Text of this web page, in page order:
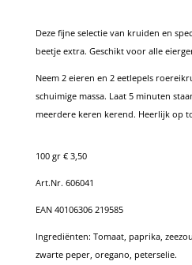
Deze fijne selectie van kruiden en
beetje extra. Geschikt voor alle
Neem 2 eieren en 2 eetlepels
schuimige massa. Laat 5 minuten
meerdere keren kerend. Heerlijk op
100 gr € 3,50
Art.Nr. 606041
EAN 40106306 219585
Ingrediënten: Tomaat, paprika,
zwarte peper, oregano, peterselie.